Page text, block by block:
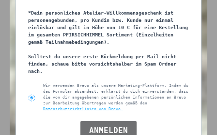
*Dein persönliches Atelier-Willkommensgeschenk ist
personengebunden, pro Kundin bzw. Kunde nur einmal
einlösbar und gilt in Höhe von 10 € für eine Bestellung
im gesamten PFIRSICHHIMMEL Sortiment (Einzelheiten
gemäß Teilnahmebedingungen).
Solltest du unsere erste Rückmeldung per Mail nicht
finden, schaue bitte vorsichtshalber im Spam Ordner
nach.
Wir verwenden Brevo als unsere Marketing-Plattform. Indem du
das Formular absendest, erklärst du dich einverstanden, dass
die von dir angegebenen persönlichen Informationen an Brevo
zur Bearbeitung übertragen werden gemäß den
Datenschutzrichtlinien von Brevo.
ANMELDEN